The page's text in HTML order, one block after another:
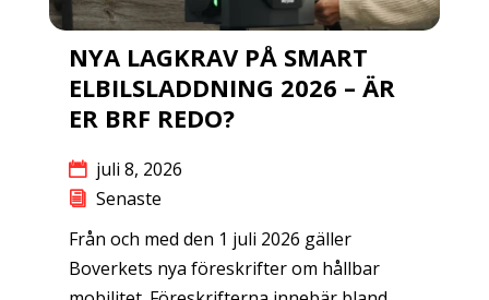
NYA LAGKRAV PÅ SMART
ELBILSLADDNING 2026 – ÄR
ER BRF REDO?
juli 8, 2026
Senaste
Från och med den 1 juli 2026 gäller
Boverkets nya föreskrifter om hållbar